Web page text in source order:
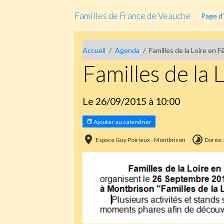
Familles de France de Veauche Page
Accueil Agenda Familles de la Loire en
Familles de la
Le 26/09/2015 à 10:00
Ajouter au calendrier
Espace Guy Poirieux - Montbrison Durée